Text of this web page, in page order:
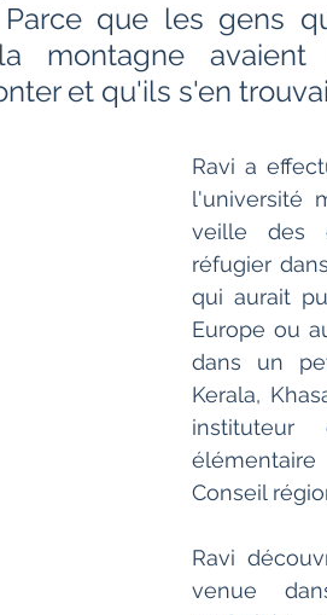
du Bangladesh
que les gens
montagne
et qu'ils s'en
Ravi a
l'université
veille des
réfugier
qui aurait
Europe ou
dans un
Kerala,
Conseil
Ravi
venue